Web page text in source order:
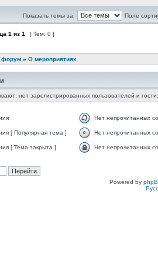
Показать темы за: Поле
1 из 1 [ Тем: 0 ]
форум » О мероприятиях
нет зарегистрированных пользователей и
Нет непрочитанных
[ Популярная тема ] Нет непрочитанных
[ Тема закрыта ] Нет непрочитанных
Powered by